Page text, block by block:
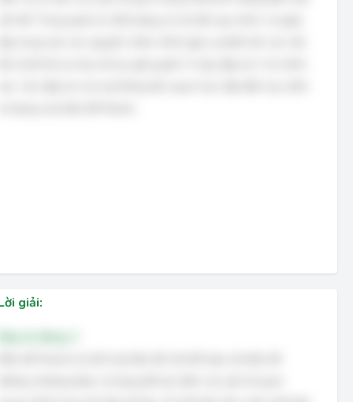
giải: